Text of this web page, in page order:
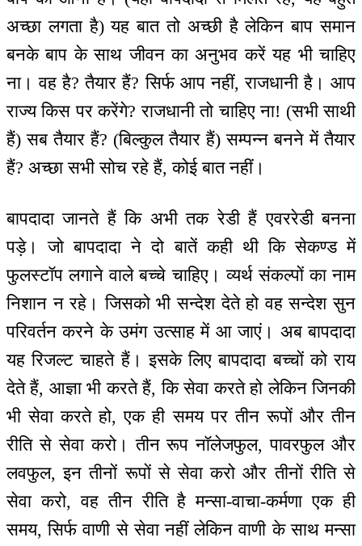
अच्छा लगता है) यह बात तो अच्छी है लेकिन बाप समान
बनके बाप के साथ जीवन का अनुभव करें यह भी चाहिए
ना। वह है? तैयार हैं? सिर्फ आप नहीं, राजधानी है। आप
राज्य किस पर करेंगे? राजधानी तो चाहिए ना! (सभी साथी
हैं) सब तैयार हैं? (बिल्कुल तैयार हैं) सम्पन्न बनने में तैयार
हैं? अच्छा सभी सोच रहे हैं, कोई बात नहीं।
बापदादा जानते हैं कि अभी तक रेडी हैं एवररेडी बनना
पड़े। जो बापदादा ने दो बातें कही थी कि सेकण्ड में
फुलस्टॉप लगाने वाले बच्चे चाहिए। व्यर्थ संकल्पों का नाम
निशान न रहे। जिसको भी सन्देश देते हो वह सन्देश सुन
परिवर्तन करने के उमंग उत्साह में आ जाएं। अब बापदादा
यह रिजल्ट चाहते हैं। इसके लिए बापदादा बच्चों को राय
देते हैं, आज्ञा भी करते हैं, कि सेवा करते हो लेकिन जिनकी
भी सेवा करते हो, एक ही समय पर तीन रूपों और तीन
रीति से सेवा करो। तीन रूप नॉलेजफुल, पावरफुल और
लवफुल, इन तीनों रूपों से सेवा करो और तीनों रीति से
सेवा करो, वह तीन रीति है मन्सा-वाचा-कर्मणा एक ही
समय, सिर्फ वाणी से सेवा नहीं लेकिन वाणी के साथ मन्सा